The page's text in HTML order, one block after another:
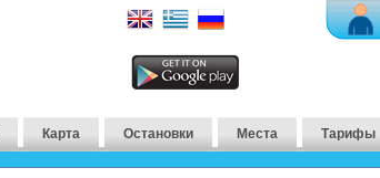
Карта Остановки Места Тарифы